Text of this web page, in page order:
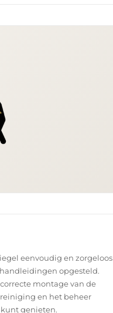
eenvoudig en zorgeloos
opgesteld.
montage van de
en het beheer
genieten.